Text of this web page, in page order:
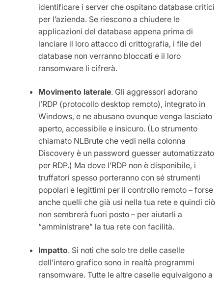
identificare i server che ospitano database critici
per l’azienda. Se riescono a chiudere le
applicazioni del database appena prima di
lanciare il loro attacco di crittografia, i file del
database non verranno bloccati e il loro
ransomware li cifrerà.
Movimento laterale. Gli aggressori adorano
l’RDP (protocollo desktop remoto), integrato in
Windows, e ne abusano ovunque venga lasciato
aperto, accessibile e insicuro. (Lo strumento
chiamato NLBrute che vedi nella colonna
Discovery è un password guesser automatizzato
per RDP.) Ma dove l’RDP non è disponibile, i
truffatori spesso porteranno con sé strumenti
popolari e legittimi per il controllo remoto – forse
anche quelli che già usi nella tua rete e quindi ciò
non sembrerà fuori posto – per aiutarli a
“amministrare” la tua rete con facilità.
Impatto. Si noti che solo tre delle caselle
dell’intero grafico sono in realtà programmi
ransomware. Tutte le altre caselle equivalgono a